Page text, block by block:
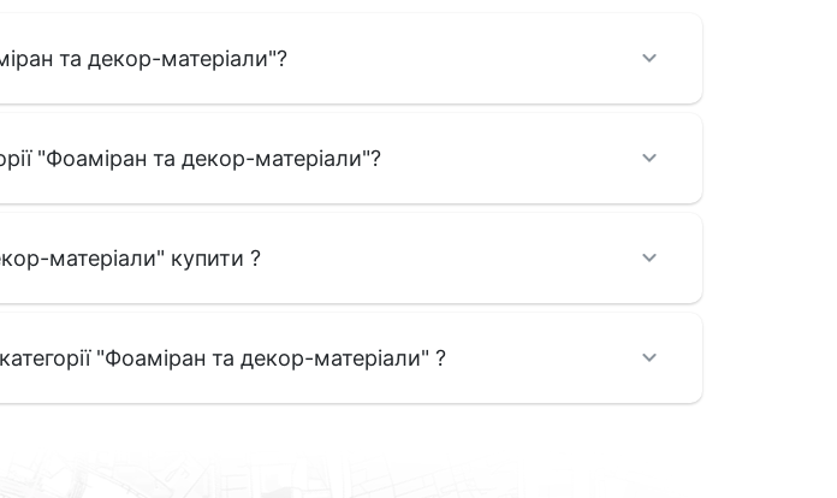
та декор-матеріали"?
"Фоаміран та декор-матеріали"?
матеріали" купити ?
"Фоаміран та декор-матеріали" ?